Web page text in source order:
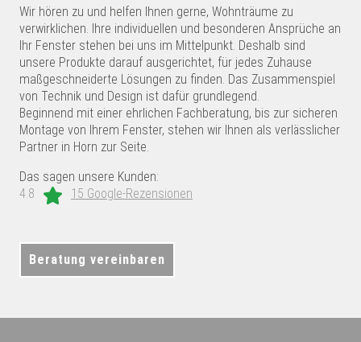
Wir hören zu und helfen Ihnen gerne, Wohnträume zu
verwirklichen. Ihre individuellen und besonderen Ansprüche an
Ihr Fenster stehen bei uns im Mittelpunkt. Deshalb sind
unsere Produkte darauf ausgerichtet, für jedes Zuhause
maßgeschneiderte Lösungen zu finden. Das Zusammenspiel
von Technik und Design ist dafür grundlegend.
Beginnend mit einer ehrlichen Fachberatung, bis zur sicheren
Montage von Ihrem Fenster, stehen wir Ihnen als verlässlicher
Partner in Horn zur Seite.
Das sagen unsere Kunden:
4.8
15 Google-Rezensionen
Beratung vereinbaren